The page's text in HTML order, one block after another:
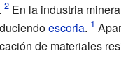
En la industria
escoria.
de materiales